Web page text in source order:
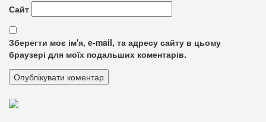
Сайт
Зберегти моє ім'я, e-mail, та адресу сайту в цьому
браузері для моїх подальших коментарів.